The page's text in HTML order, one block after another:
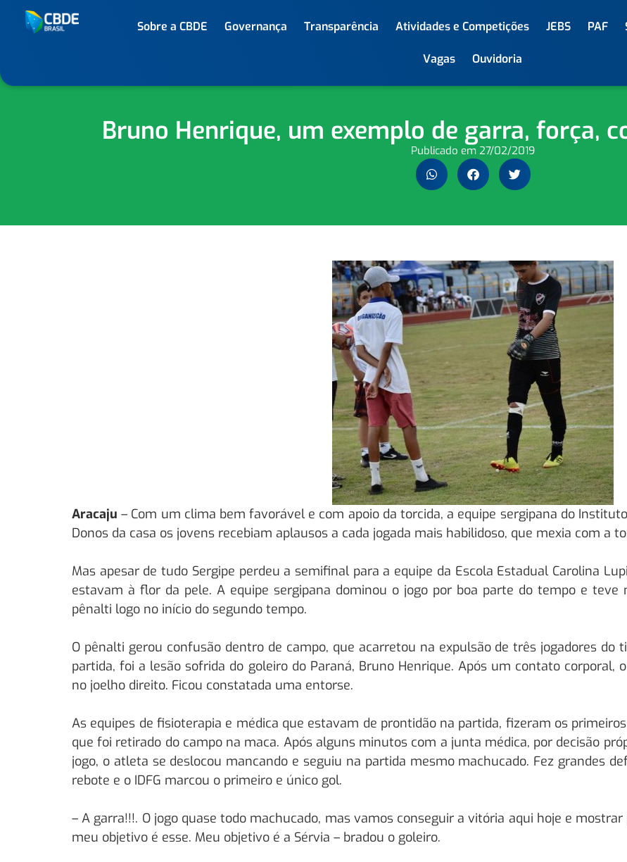
Sobre a CBDE Governança Transparência Atividades e Competições JEBS PAF
Vagas Ouvidoria
Bruno Henrique, um exemplo de garra, força,
Publicado em 27/02/2019
Aracaju – Com um clima bem favorável e com apoio da torcida, a equipe sergipana do
Donos da casa os jovens recebiam aplausos a cada jogada mais habilidoso, que mexia com a
Mas apesar de tudo Sergipe perdeu a semifinal para a equipe da Escola Estadual Carolina
estavam à flor da pele. A equipe sergipana dominou o jogo por boa parte do tempo e teve
pênalti logo no início do segundo tempo.
O pênalti gerou confusão dentro de campo, que acarretou na expulsão de três jogadores do
partida, foi a lesão sofrida do goleiro do Paraná, Bruno Henrique. Após um contato corporal,
no joelho direito. Ficou constatada uma entorse.
As equipes de fisioterapia e médica que estavam de prontidão na partida, fizeram os
que foi retirado do campo na maca. Após alguns minutos com a junta médica, por decisão
jogo, o atleta se deslocou mancando e seguiu na partida mesmo machucado. Fez grandes
rebote e o IDFG marcou o primeiro e único gol.
– A garra!!!. O jogo quase todo machucado, mas vamos conseguir a vitória aqui hoje e
meu objetivo é esse. Meu objetivo é a Sérvia – bradou o goleiro.